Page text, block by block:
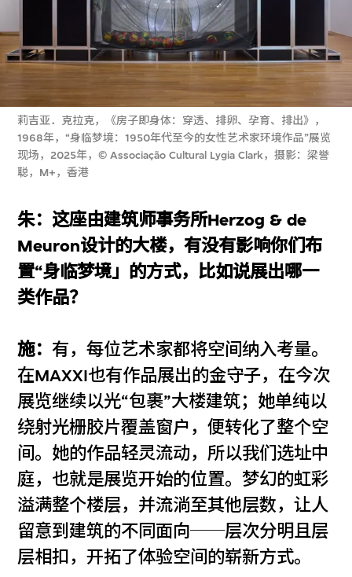
莉吉亚．克拉克，《房子即身体：穿透、排卵、孕育、排出》，
1968年，“身临梦境：1950年代至今的女性艺术家环境作品”展览
现场，2025年，© Associação Cultural Lygia Clark，摄影：梁誉
聪，M+，香港
朱：这座由建筑师事务所Herzog & de
Meuron设计的大楼，有没有影响你们布
置“身临梦境」的方式，比如说展出哪一
类作品？
施：有，每位艺术家都将空间纳入考量。
在MAXXI也有作品展出的金守子，在今次
展览继续以光“包裹”大楼建筑；她单纯以
绕射光栅胶片覆盖窗户，便转化了整个空
间。她的作品轻灵流动，所以我们选址中
庭，也就是展览开始的位置。梦幻的虹彩
溢满整个楼层，并流淌至其他层数，让人
留意到建筑的不同面向──层次分明且层
层相扣，开拓了体验空间的崭新方式。